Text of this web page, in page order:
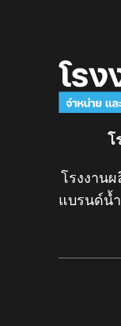
โ
โรงงาน
แบรนด์น้